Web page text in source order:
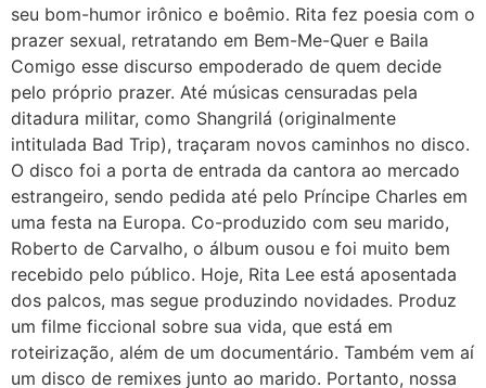
seu bom-humor irônico e boêmio. Rita fez poesia com o
prazer sexual, retratando em Bem-Me-Quer e Baila
Comigo esse discurso empoderado de quem decide
pelo próprio prazer. Até músicas censuradas pela
ditadura militar, como Shangrilá (originalmente
intitulada Bad Trip), traçaram novos caminhos no disco.
O disco foi a porta de entrada da cantora ao mercado
estrangeiro, sendo pedida até pelo Príncipe Charles em
uma festa na Europa. Co-produzido com seu marido,
Roberto de Carvalho, o álbum ousou e foi muito bem
recebido pelo público. Hoje, Rita Lee está aposentada
dos palcos, mas segue produzindo novidades. Produz
um filme ficcional sobre sua vida, que está em
roteirização, além de um documentário. Também vem aí
um disco de remixes junto ao marido. Portanto, nossa